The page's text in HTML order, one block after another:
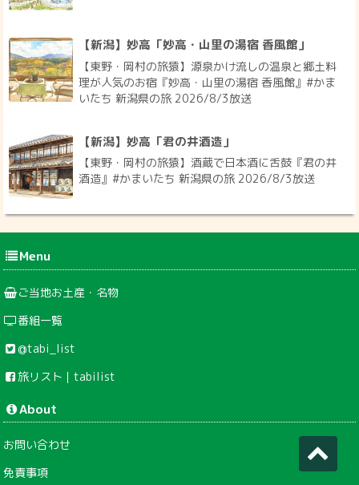
【新潟】妙高「妙高・山里の湯宿 香風館」
【東野・岡村の旅猿】源泉かけ流しの温泉と郷土料
理が人気のお宿『妙高・山里の湯宿 香風館』#かま
いたち 新潟県の旅 2026/8/3放送
【新潟】妙高「君の井酒造」
【東野・岡村の旅猿】酒蔵で日本酒に舌鼓『君の井
酒造』#かまいたち 新潟県の旅 2026/8/3放送
Menu
ご当地お土産・名物
番組一覧
@tabi_list
旅リスト｜tabilist
About
お問い合わせ
免責事項